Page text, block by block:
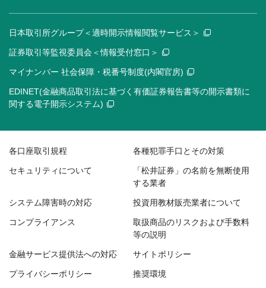
日本取引所グループ＜適時開示情報閲覧サービス＞
証券取引等監視委員会＜情報受付窓口＞
マイナンバー 社会保障・税番号制度(内閣官房)
EDINET(金融商品取引法に基づく有価証券報告書等の開示書類に
関する電子開示システム)
各口座取引規程 各種犯罪手口とその対策
セキュリティについて
「松井証券」の名前を無断使用
する業者
システム障害時の対応 投資用教材販売業者について
コンプライアンス
取扱商品のリスクおよび手数料
等の説明
金融サービス提供法への対応 サイトポリシー
プライバシーポリシー 推奨環境